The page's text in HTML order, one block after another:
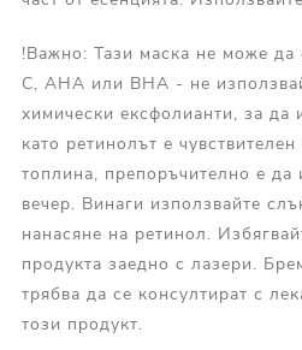
!Важно: Тази маска не може да
С, AHA или BHA - не
химически ексфолианти, за да
като ретинолът е
топлина, препоръчително е да
вечер. Винаги използвайте
нанасяне на ретинол.
продукта заедно с лазери.
трябва да се консултират с
този продукт.